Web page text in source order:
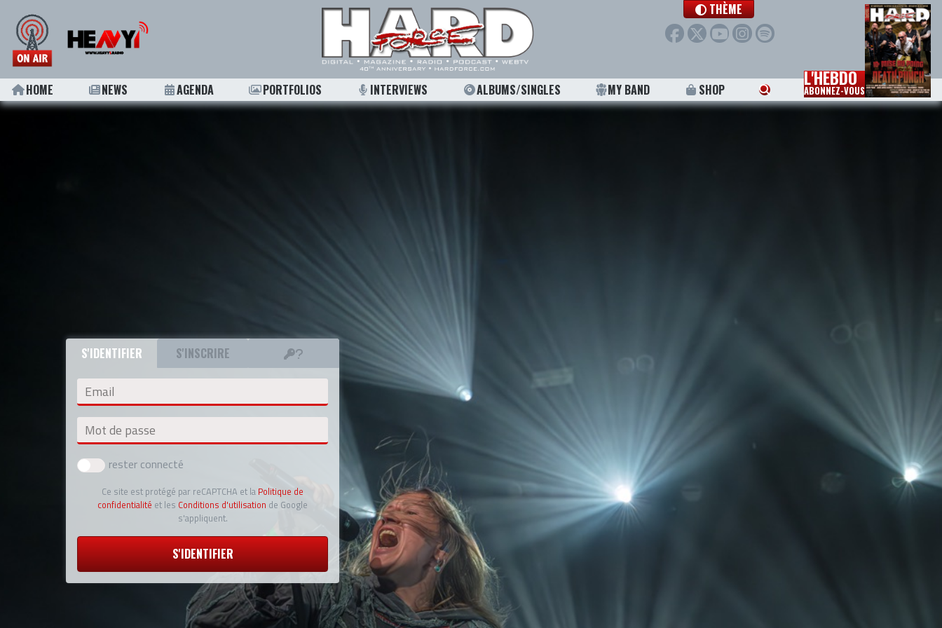
THÈME
HOME NEWS AGENDA PORTFOLIOS INTERVIEWS ALBUMS/SINGLES MY BAND SHOP L'HEBDO
ABONNEZ-VOUS
S'IDENTIFIER S'INSCRIRE
Email
Mot de passe
rester connecté
Ce site est protégé par reCAPTCHA et la Politique de
confidentialité et les Conditions d'utilisation de Google
s'appliquent.
S'IDENTIFIER